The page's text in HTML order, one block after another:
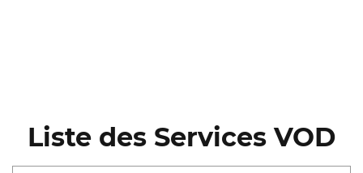
Liste des Services VOD